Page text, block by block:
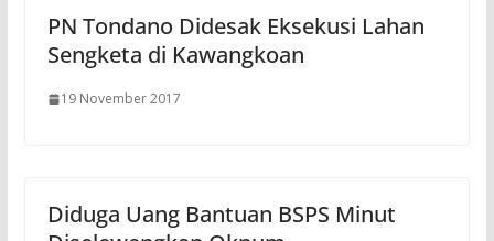
PN Tondano Didesak Eksekusi Lahan
Sengketa di Kawangkoan
19 November 2017
Diduga Uang Bantuan BSPS Minut